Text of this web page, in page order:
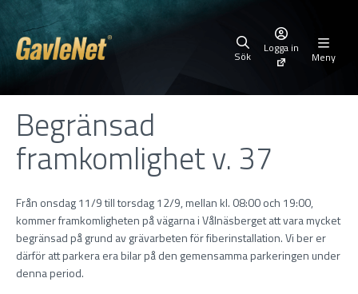
Sök
Logga in
Meny
Begränsad
framkomlighet v. 37
Från onsdag 11/9 till torsdag 12/9, mellan kl. 08:00 och 19:00,
kommer framkomligheten på vägarna i Vålnäsberget att vara mycket
begränsad på grund av grävarbeten för fiberinstallation. Vi ber er
därför att parkera era bilar på den gemensamma parkeringen under
denna period.